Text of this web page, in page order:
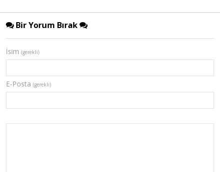
Bir Yorum Bırak
İsim (gerekli)
E-Posta (gerekli)